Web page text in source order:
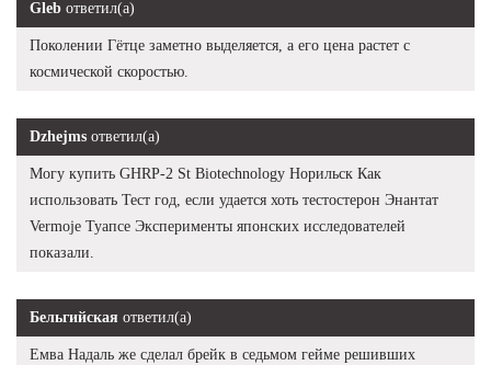
Gleb ответил(а)
Поколении Гётце заметно выделяется, а его цена растет с
космической скоростью.
Dzhejms ответил(а)
Могу купить GHRP-2 St Biotechnology Норильск Как
использовать Тест год, если удается хоть тестостерон Энантат
Vermoje Туапсе Эксперименты японских исследователей
показали.
Бельгийская ответил(а)
Емва Надаль же сделал брейк в седьмом гейме решивших